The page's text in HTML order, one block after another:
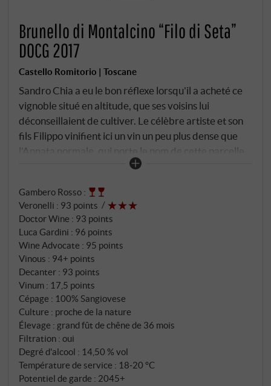
Brunello di Montalcino “Filo di Seta”
DOCG 2017
Castello Romitorio | Toscane
Sandro Chia a eu le bon réflexe lorsqu'il a acheté ce
vignoble situé en altitude, que ses voisins lui
déconseillaient de cultiver. Le célèbre artiste et son
fils Filippo vinifient ici un vin un peu plus dense que
l'Annata normale, qui porte le nom de cette parcelle.
Le bouquet plein présente des notes vives de cerise
Seta est racé et exubérant, mais possède néanmoins
une structure clairement reconnaissable et séduit
par son équilibre impressionnant. De douces notes
florales et épicées lui confèrent des nuances
captivantes dans une finale expressive. Un Brunello
audacieux et incroyablement viral, et chaque année
un chef-d'œuvre ! SUPERIORE.DE
Gambero Rosso :
Veronelli : 93 points
Doctor Wine : 93 points
Luca Gardini : 96 points
Wine Advocate : 95 points
Vinous : 94+ points
Decanter : 93 points
Vinum : 17,5 points
Cépage : 100% Sangiovese
Culture : proche de la nature
Élevage : grand fût de chêne de 36 mois
Filtration : oui
Degré d'alcool : 14,50 % vol
Température de service : 18‑20 °C
Potentiel de garde : 2045+